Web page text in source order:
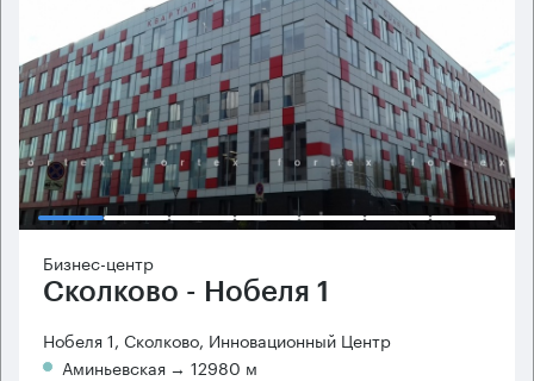
Бизнес-центр
Сколково - Нобеля 1
Нобеля 1, Сколково, Инновационный Центр
Аминьевская → 12980 м